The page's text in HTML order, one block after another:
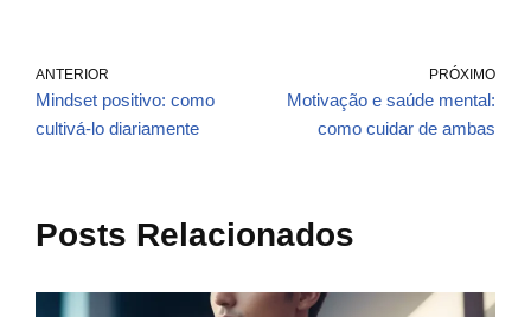
ANTERIOR
Mindset positivo: como
cultivá-lo diariamente
PRÓXIMO
Motivação e saúde mental:
como cuidar de ambas
Posts Relacionados